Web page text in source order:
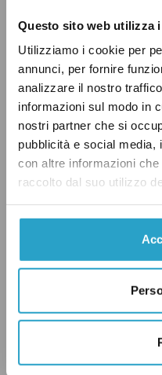
Questo sito web utilizza
Utilizziamo i cookie per
annunci, per fornire
analizzare il nostro
informazioni sul modo in
nostri partner che si
pubblicità e social media,
con altre informazioni
raccolto dal suo utilizzo
LA REGOLA
CAMBIARE,
PREPARATO.
elettorale,
guide
video e molto